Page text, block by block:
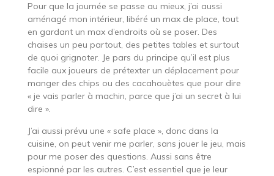
Pour que la journée se passe au mieux, j’ai aussi
aménagé mon intérieur, libéré un max de place, tout
en gardant un max d’endroits où se poser. Des
chaises un peu partout, des petites tables et surtout
de quoi grignoter. Je pars du principe qu’il est plus
facile aux joueurs de prétexter un déplacement pour
manger des chips ou des cacahouètes que pour dire
« je vais parler à machin, parce que j’ai un secret à lui
dire ».
J’ai aussi prévu une « safe place », donc dans la
cuisine, on peut venir me parler, sans jouer le jeu, mais
pour me poser des questions. Aussi sans être
espionné par les autres. C’est essentiel que je leur